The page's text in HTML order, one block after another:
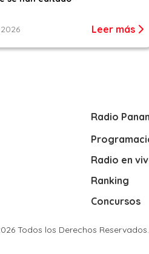
Leer más
Radio
Radio en
Ranking
Concursos
Todos los Derechos Reservados.